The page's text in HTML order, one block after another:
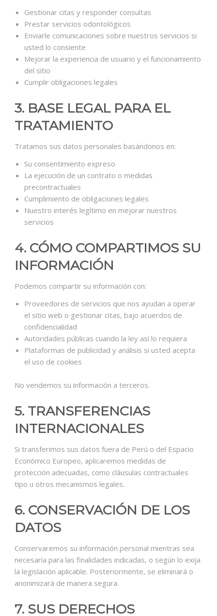
Gestionar citas y responder consultas
Prestar servicios odontológicos
Enviarle comunicaciones sobre nuestros servicios si
usted lo consiente
Mejorar la experiencia de usuario y el funcionamiento
del sitio
Cumplir obligaciones legales
3. BASE LEGAL PARA EL
TRATAMIENTO
Tratamos sus datos personales basándonos en:
Su consentimiento expreso
La ejecución de un contrato o medidas
precontractuales
Cumplimiento de obligaciones legales
Nuestro interés legítimo en mejorar nuestros
servicios
4. CÓMO COMPARTIMOS SU
INFORMACIÓN
Podemos compartir su información con:
Proveedores de servicios que nos ayudan a operar
el sitio web o gestionar citas, bajo acuerdos de
confidencialidad
Autoridades públicas cuando la ley así lo requiera
Plataformas de publicidad y análisis si usted acepta
el uso de cookies
No vendemos su información a terceros.
5. TRANSFERENCIAS
INTERNACIONALES
Si transferimos sus datos fuera de Perú o del Espacio
Económico Europeo, aplicaremos medidas de
protección adecuadas, como cláusulas contractuales
tipo u otros mecanismos legales.
6. CONSERVACIÓN DE LOS
DATOS
Conservaremos su información personal mientras sea
necesaria para las finalidades indicadas, o según lo exija
la legislación aplicable. Posteriormente, se eliminará o
anonimizará de manera segura.
7. SUS DERECHOS